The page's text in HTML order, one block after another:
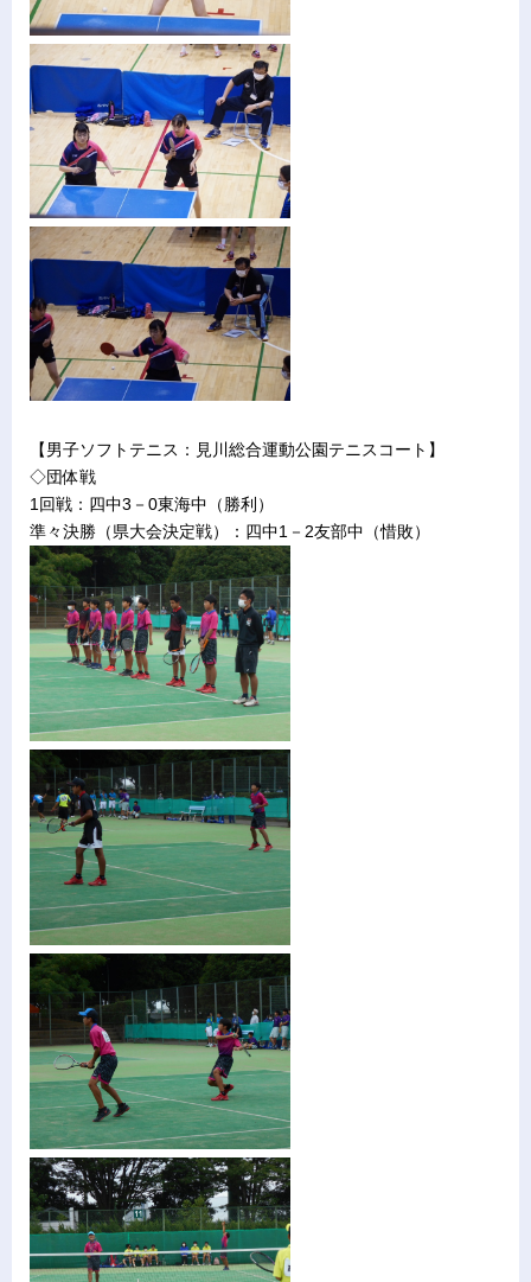
【男子ソフトテニス：見川総合運動公園テニスコート】
◇団体戦
1回戦：四中3－0東海中（勝利）
準々決勝（県大会決定戦）：四中1－2友部中（惜敗）